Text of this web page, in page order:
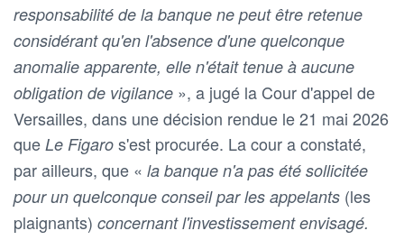
responsabilité de la banque ne peut être retenue
considérant qu'en l'absence d'une quelconque
anomalie apparente, elle n'était tenue à aucune
obligation de vigilance », a jugé la Cour d'appel de
Versailles, dans une décision rendue le 21 mai 2026
que Le Figaro s'est procurée. La cour a constaté,
par ailleurs, que « la banque n'a pas été sollicitée
pour un quelconque conseil par les appelants (les
plaignants) concernant l'investissement envisagé.